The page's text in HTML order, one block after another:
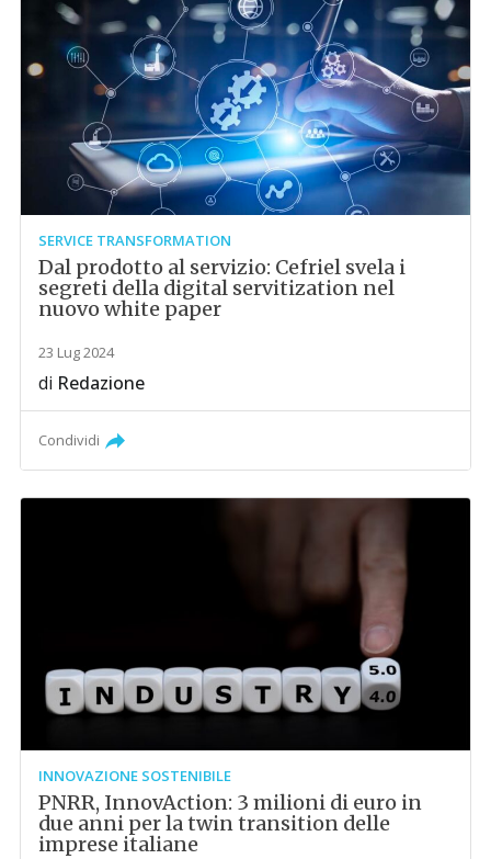
SERVICE TRANSFORMATION
Dal prodotto al servizio: Cefriel svela i
segreti della digital servitization nel
nuovo white paper
23 Lug 2024
di Redazione
Condividi
INNOVAZIONE SOSTENIBILE
PNRR, InnovAction: 3 milioni di euro in
due anni per la twin transition delle
imprese italiane